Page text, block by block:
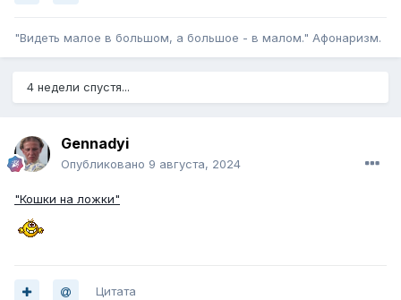
"Видеть малое в большом, а большое - в малом." Афонаризм.
4 недели спустя...
Gennadyi
Опубликовано 9 августа, 2024
"Кошки на ложки"
Цитата